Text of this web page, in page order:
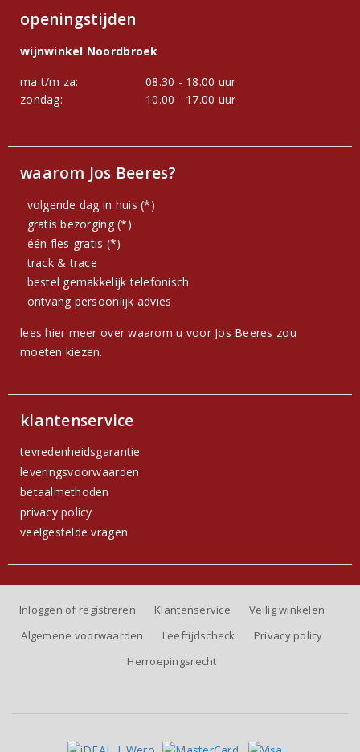
openingstijden
wijnwinkel Noordbroek
ma t/m za:
08.30 - 18.00 uur
zondag:
10.00 - 17.00 uur
waarom Jos Beeres?
volgende dag in huis (*)
gratis bezorging (*)
één fles gratis (*)
track & trace
bestel gemakkelijk telefonisch
ontvang persoonlijk advies
lees hier meer over waarom u voor Jos Beeres zou
moeten kiezen.
klantenservice
tevredenheidsgarantie
leveringsvoorwaarden
betaalmethoden
privacy policy
veelgestelde vragen
Inloggen of registreren Klantenservice
Veilig winkelen
Algemene voorwaarden
Leeftijdscheck
Privacy policy
Herroepingsrecht